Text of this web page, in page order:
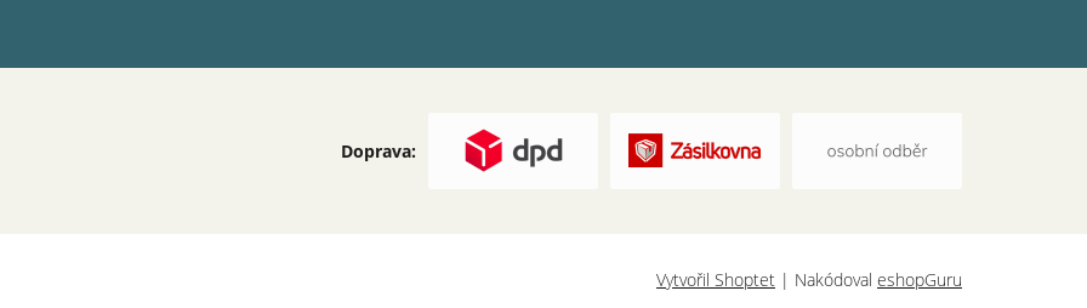
Doprava:
Vytvořil Shoptet | Nakódoval eshopGuru